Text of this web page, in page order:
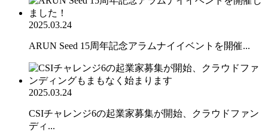
2025.03.24
ARUN Seed 15周年記念アラムナイイベントを開催...
2025.03.24
CSIチャレンジ6の起業家募集が開始、クラウドファン
ディ...